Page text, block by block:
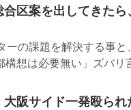
区案を出してきたら
ーの課題を解決する事と
想は必要無い」ズバリ
阪サイド一発殴られ